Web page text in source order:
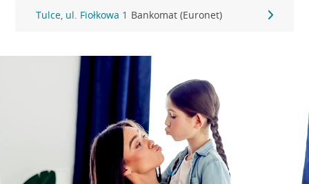
Tulce, ul. Fiołkowa 1 Bankomat (Euronet)